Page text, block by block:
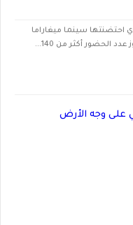
احتضنتها سينما ميغاراما
الحضور أكثر من 140...